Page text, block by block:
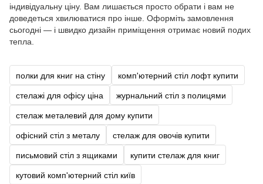
індивідуальну ціну. Вам лишається просто обрати і вам не
доведеться хвилюватися про інше. Оформіть замовлення
сьогодні — і швидко дизайн приміщення отримає новий подих
тепла.
полки для книг на стіну комп'ютерний стіл лофт купити
стелажі для офісу ціна журнальний стіл з полицями
стелаж металевий для дому купити
офісний стіл з металу стелаж для овочів купити
письмовий стіл з ящиками купити стелаж для книг
кутовий комп'ютерний стіл київ